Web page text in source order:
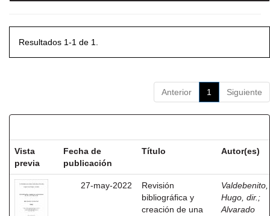
Resultados 1-1 de 1.
Anterior 1 Siguiente
Vista
previa
Fecha de
publicación
Título Autor(es)
27-may-2022
Revisión
bibliográfica y
creación de una
Valdebenito,
Hugo, dir. ;
Alvarado